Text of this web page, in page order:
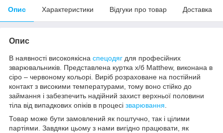
Опис Характеристики Відгуки про товар Доставка
Опис
В наявності високоякісна спецодяг для професійних
зварювальників. Представлена куртка х/б Matthew, виконана в
сіро – червоному кольорі. Виріб розраховане на постійний
контакт з високими температурами, тому воно стійко до
займання і забезпечить надійний захист верхньої половини
тіла від випадкових опіків в процесі зварювання
Товар може бути замовлений як поштучно, так і цілими
партіями. Завдяки цьому з нами вигідно працювати, як